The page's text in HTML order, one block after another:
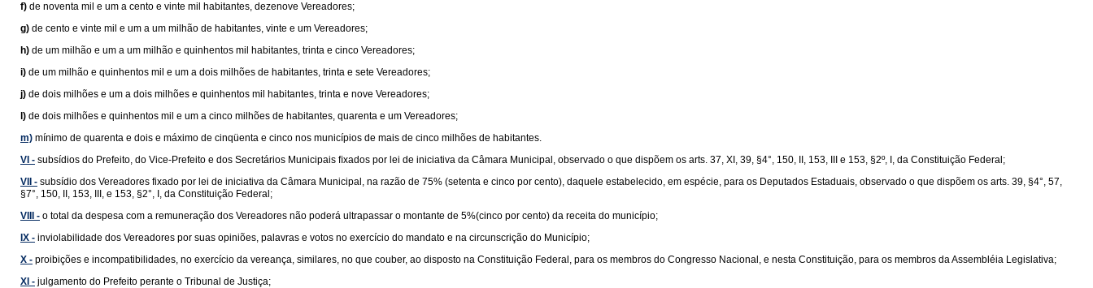
f) de noventa mil e um a cento e vinte mil habitantes, dezenove Vereadores;
g) de cento e vinte mil e um a um milhão de habitantes, vinte e um Vereadores;
h) de um milhão e um a um milhão e quinhentos mil habitantes, trinta e cinco Vereadores;
i) de um milhão e quinhentos mil e um a dois milhões de habitantes, trinta e sete Vereadores;
j) de dois milhões e um a dois milhões e quinhentos mil habitantes, trinta e nove Vereadores;
l) de dois milhões e quinhentos mil e um a cinco milhões de habitantes, quarenta e um Vereadores;
m) mínimo de quarenta e dois e máximo de cinqüenta e cinco nos municípios de mais de cinco milhões de habitantes.
VI - subsídios do Prefeito, do Vice-Prefeito e dos Secretários Municipais ﬁxados por lei de iniciativa da Câmara Municipal, observado o que dispõem os arts. 37, XI, 39, §4°, 150, II, 153, III e 153, §2º, I, da Constituição Federal;
VII - subsídio dos Vereadores fixado por lei de iniciativa da Câmara Municipal, na razão de 75% (setenta e cinco por cento), daquele estabelecido, em espécie, para os Deputados Estaduais, observado o que dispõem os arts. 39, §4°, 57,
§7°, 150, II, 153, III, e 153, §2°, I, da Constituição Federal;
VIII - o total da despesa com a remuneração dos Vereadores não poderá ultrapassar o montante de 5%(cinco por cento) da receita do município;
IX - inviolabilidade dos Vereadores por suas opiniões, palavras e votos no exercício do mandato e na circunscrição do Município;
X - proibições e incompatibilidades, no exercício da vereança, similares, no que couber, ao disposto na Constituição Federal, para os membros do Congresso Nacional, e nesta Constituição, para os membros da Assembléia Legislativa;
XI - julgamento do Prefeito perante o Tribunal de Justiça;